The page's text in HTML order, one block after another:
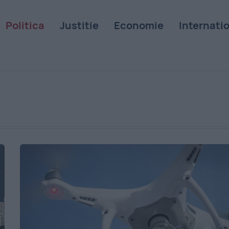
Politica Justitie Economie